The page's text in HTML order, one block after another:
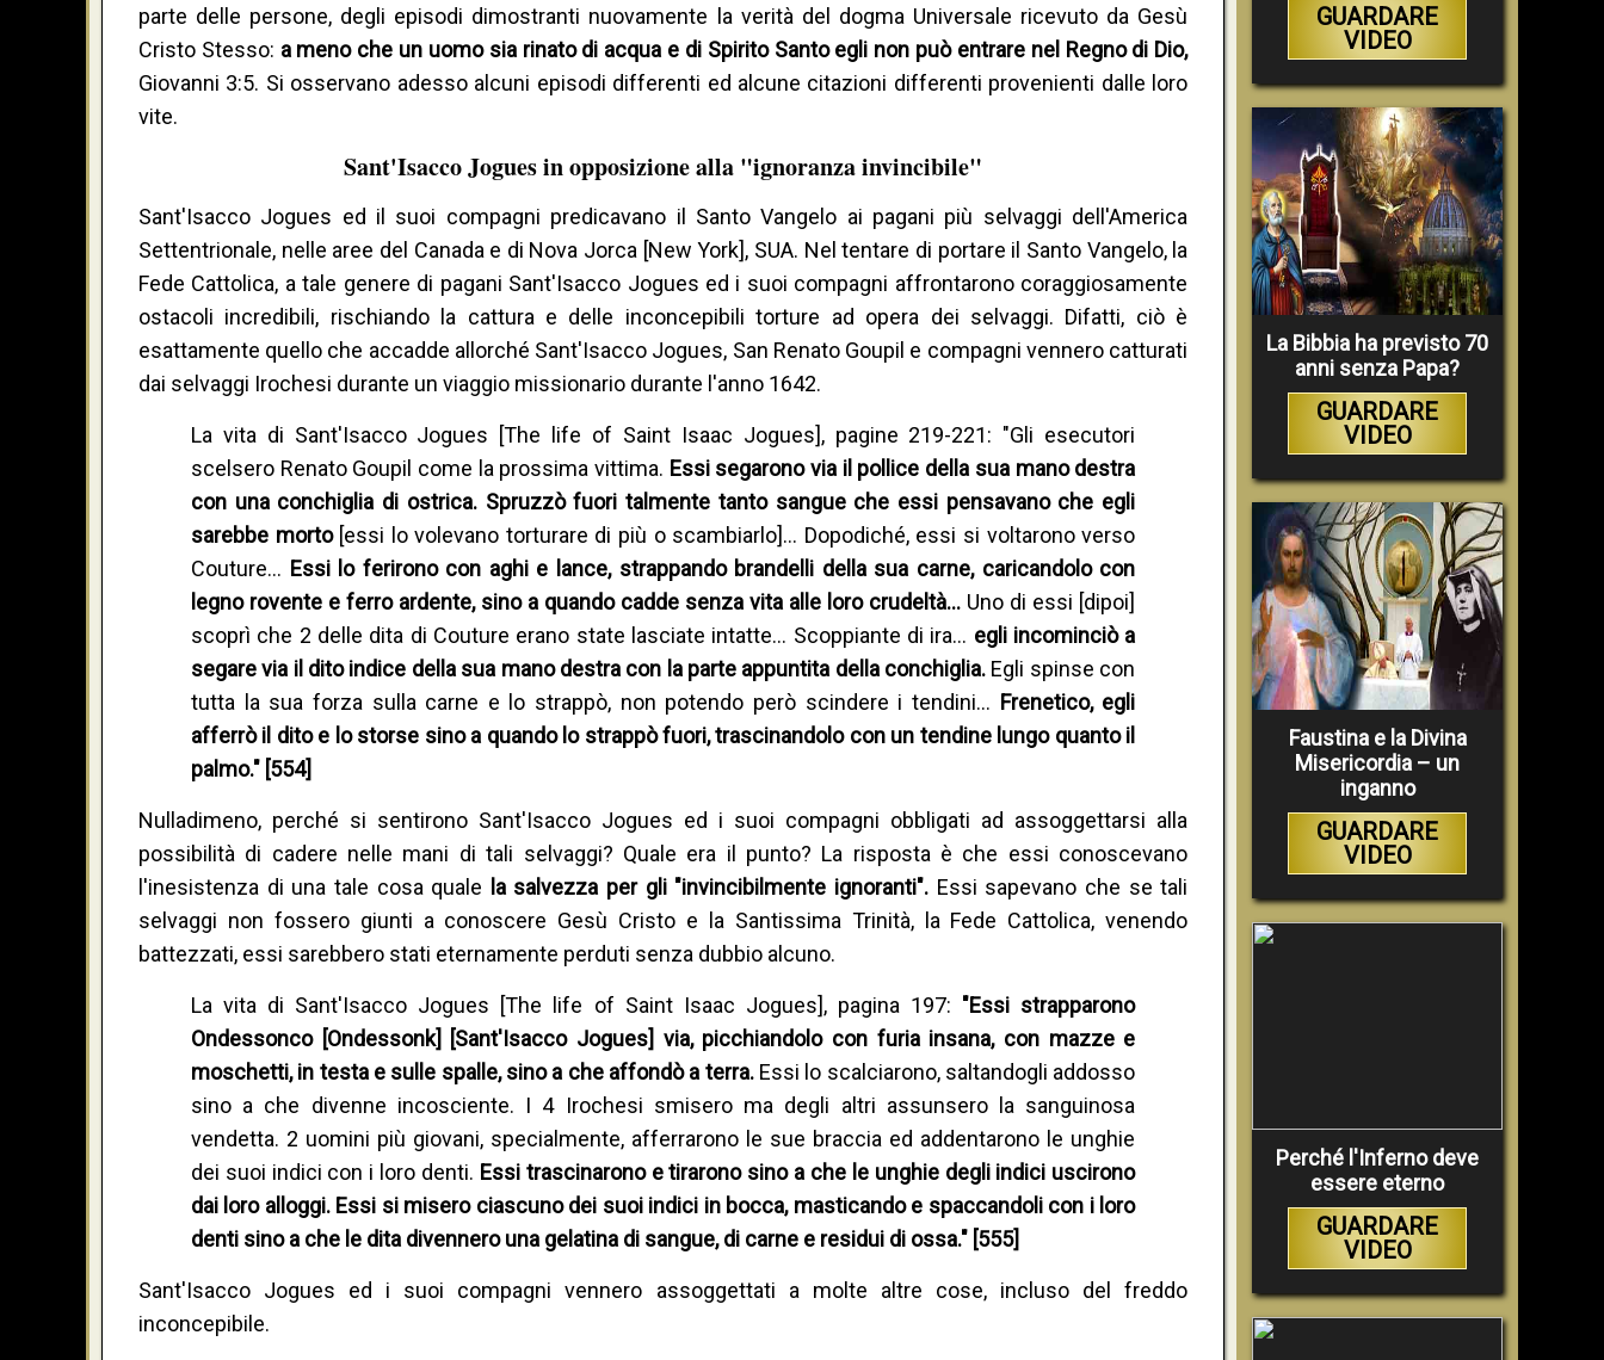
parte delle persone, degli episodi dimostranti nuovamente la verità del dogma Universale ricevuto da Gesù
Cristo Stesso: a meno che un uomo sia rinato di acqua e di Spirito Santo egli non può entrare nel Regno di Dio,
Giovanni 3:5. Si osservano adesso alcuni episodi differenti ed alcune citazioni differenti provenienti dalle loro
vite.
Sant'Isacco Jogues in opposizione alla "ignoranza invincibile"
Sant'Isacco Jogues ed il suoi compagni predicavano il Santo Vangelo ai pagani più selvaggi dell'America
Settentrionale, nelle aree del Canada e di Nova Jorca [New York], SUA. Nel tentare di portare il Santo Vangelo, la
Fede Cattolica, a tale genere di pagani Sant'Isacco Jogues ed i suoi compagni affrontarono coraggiosamente
ostacoli incredibili, rischiando la cattura e delle inconcepibili torture ad opera dei selvaggi. Difatti, ciò è
esattamente quello che accadde allorché Sant'Isacco Jogues, San Renato Goupil e compagni vennero catturati
dai selvaggi Irochesi durante un viaggio missionario durante l'anno 1642.
La vita di Sant'Isacco Jogues [The life of Saint Isaac Jogues], pagine 219-221: "Gli esecutori
scelsero Renato Goupil come la prossima vittima. Essi segarono via il pollice della sua mano destra
con una conchiglia di ostrica. Spruzzò fuori talmente tanto sangue che essi pensavano che egli
sarebbe morto [essi lo volevano torturare di più o scambiarlo]… Dopodiché, essi si voltarono verso
Couture… Essi lo ferirono con aghi e lance, strappando brandelli della sua carne, caricandolo con
legno rovente e ferro ardente, sino a quando cadde senza vita alle loro crudeltà… Uno di essi [dipoi]
scoprì che 2 delle dita di Couture erano state lasciate intatte… Scoppiante di ira… egli incominciò a
segare via il dito indice della sua mano destra con la parte appuntita della conchiglia. Egli spinse con
tutta la sua forza sulla carne e lo strappò, non potendo però scindere i tendini… Frenetico, egli
afferrò il dito e lo storse sino a quando lo strappò fuori, trascinandolo con un tendine lungo quanto il
palmo." [554]
Nulladimeno, perché si sentirono Sant'Isacco Jogues ed i suoi compagni obbligati ad assoggettarsi alla
possibilità di cadere nelle mani di tali selvaggi? Quale era il punto? La risposta è che essi conoscevano
l'inesistenza di una tale cosa quale la salvezza per gli "invincibilmente ignoranti". Essi sapevano che se tali
selvaggi non fossero giunti a conoscere Gesù Cristo e la Santissima Trinità, la Fede Cattolica, venendo
battezzati, essi sarebbero stati eternamente perduti senza dubbio alcuno.
La vita di Sant'Isacco Jogues [The life of Saint Isaac Jogues], pagina 197: "Essi strapparono
Ondessonco [Ondessonk] [Sant'Isacco Jogues] via, picchiandolo con furia insana, con mazze e
moschetti, in testa e sulle spalle, sino a che affondò a terra. Essi lo scalciarono, saltandogli addosso
sino a che divenne incosciente. I 4 Irochesi smisero ma degli altri assunsero la sanguinosa
vendetta. 2 uomini più giovani, specialmente, afferrarono le sue braccia ed addentarono le unghie
dei suoi indici con i loro denti. Essi trascinarono e tirarono sino a che le unghie degli indici uscirono
dai loro alloggi. Essi si misero ciascuno dei suoi indici in bocca, masticando e spaccandoli con i loro
denti sino a che le dita divennero una gelatina di sangue, di carne e residui di ossa." [555]
Sant'Isacco Jogues ed i suoi compagni vennero assoggettati a molte altre cose, incluso del freddo
inconcepibile.
GUARDARE
VIDEO
La Bibbia ha previsto 70
anni senza Papa?
GUARDARE
VIDEO
Faustina e la Divina
Misericordia – un
inganno
GUARDARE
VIDEO
Perché l'Inferno deve
essere eterno
GUARDARE
VIDEO